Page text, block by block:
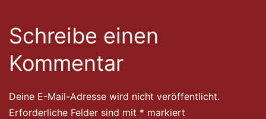
Schreibe einen
Kommentar
Deine E-Mail-Adresse wird nicht veröffentlicht.
Erforderliche Felder sind mit * markiert